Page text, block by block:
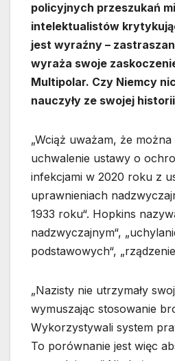
policyjnych przeszukań
intelektualistów
jest wyraźny –
wyraża swoje
Multipolar. Czy Niemcy
nauczyły ze swojej
„Wciąż uważam, że
uchwalenie ustawy o
infekcjami w 2020 roku z
uprawnieniach
1933 roku“. Hopkins
nadzwyczajnym“,
podstawowych“,
„Nazisty nie utrzymały
wymuszając stosowanie
Wykorzystywali system
To porównanie jest więc